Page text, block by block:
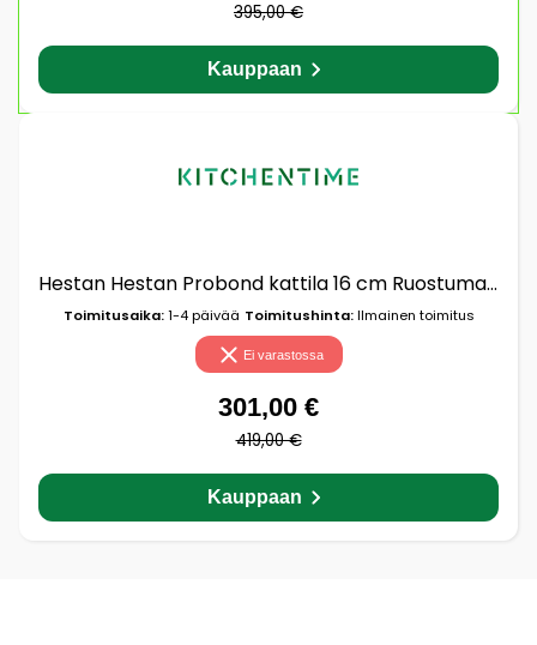
395,00 €
Kauppaan
Hestan Hestan Probond kattila 16 cm Ruostumaton teräs
Toimitusaika:1-4 päivää Toimitushinta:Ilmainen toimitus
Ei varastossa
301,00 €
419,00 €
Kauppaan